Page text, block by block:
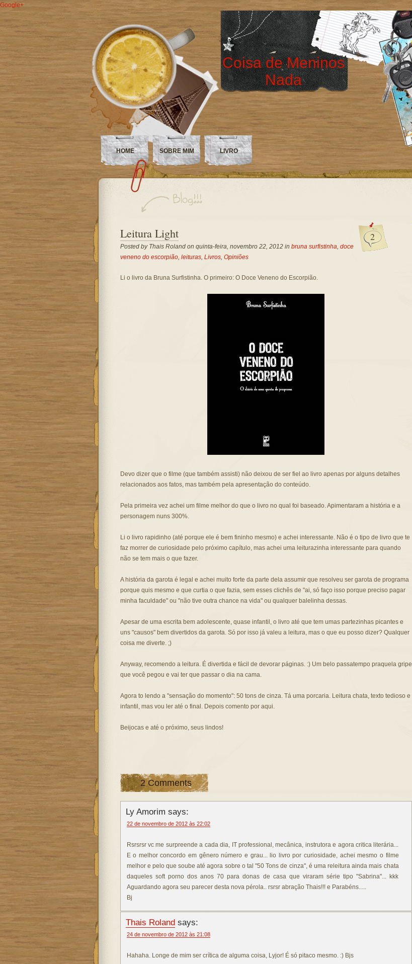
Google+
Coisa de Meninos
Nada
HOME SOBRE MIM LIVRO
2
Leitura Light
Posted by Thais Rolandon quinta-feira, novembro 22, 2012 in bruna surfistinha, doce
veneno do escorpião, leituras, Livros, Opiniões
Li o livro da Bruna Surfistinha. O primeiro: O Doce Veneno do Escorpião.
Devo dizer que o filme (que também assisti) não deixou de ser fiel ao livro apenas por alguns detalhes
relacionados aos fatos, mas também pela apresentação do conteúdo.
Pela primeira vez achei um filme melhor do que o livro no qual foi baseado. Apimentaram a história e a
personagem nuns 300%.
Li o livro rapidinho (até porque ele é bem fininho mesmo) e achei interessante. Não é o tipo de livro que te
faz morrer de curiosidade pelo próximo capítulo, mas achei uma leiturazinha interessante para quando
não se tem mais o que fazer.
A história da garota é legal e achei muito forte da parte dela assumir que resolveu ser garota de programa
porque quis mesmo e que curtia o que fazia, sem esses clichês de "ai, só faço isso porque preciso pagar
minha faculdade" ou "não tive outra chance na vida" ou qualquer balelinha dessas.
Apesar de uma escrita bem adolescente, quase infantil, o livro até que tem umas partezinhas picantes e
uns "causos" bem divertidos da garota. Só por isso já valeu a leitura, mas o que eu posso dizer? Qualquer
coisa me diverte. ;)
Anyway, recomendo a leitura. É divertida e fácil de devorar páginas. :) Um belo passatempo praquela gripe
que você pegou e vai ter que passar o dia na cama.
Agora to lendo a "sensação do momento": 50 tons de cinza. Tá uma porcaria. Leitura chata, texto tedioso e
infantil, mas vou ler até o final. Depois comento por aqui.
Beijocas e até o próximo, seus lindos!
2 Comments
Ly Amorim says:
22 de novembro de 2012 às 22:02
Rsrsrsr vc me surpreende a cada dia, IT professional, mecânica, instrutora e agora critica literária...
E o melhor concordo em gênero número e grau... lio livro por curiosidade, achei mesmo o filme
melhor e pelo que soube até agora sobre o tal "50 Tons de cinza", é uma releitura ainda mais chata
daqueles soft porno dos anos 70 para donas de casa que viraram série tipo "Sabrina"... kkk
Aguardando agora seu parecer desta nova pérola.. rsrsr abração Thais!!! e Parabéns.....
Bj
Thais Rolandsays:
24 de novembro de 2012 às 21:08
Hahaha. Longe de mim ser crítica de alguma coisa, Lyjor! É só pitaco mesmo. :) Bjs